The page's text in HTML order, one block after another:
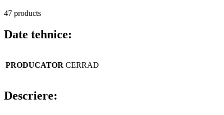
47 products
Date tehnice:
PRODUCATOR CERRAD
Descriere: